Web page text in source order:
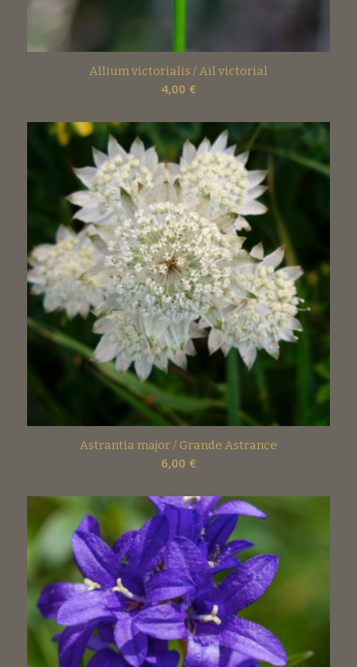
Allium victorialis / Ail victorial
4,00 €
Astrantia major / Grande Astrance
6,00 €